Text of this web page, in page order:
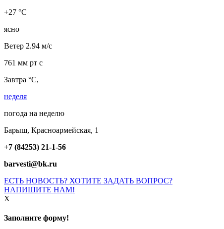
+27 °C
ясно
Ветер 2.94 м/с
761 мм рт с
Завтра °C,
неделя
погода на неделю
Барыш, Красноармейская, 1
+7 (84253) 21-1-56
barvesti@bk.ru
ЕСТЬ НОВОСТЬ? ХОТИТЕ ЗАДАТЬ ВОПРОС?
НАПИШИТЕ НАМ!
X
Заполните форму!